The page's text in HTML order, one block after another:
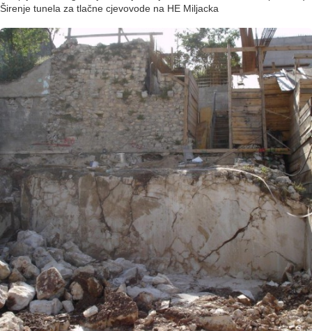
Širenje tunela za tlačne cjevovode na HE Miljacka